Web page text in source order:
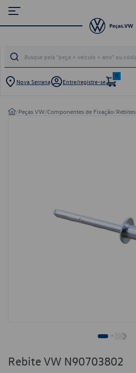
Nova Serrana Entre/registre-se
0
/Peças VW/Componentes de Fixação/Rebites
Rebite VW N90703802